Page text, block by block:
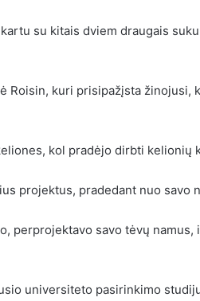
su kitais dviem draugais
Roisin, kuri prisipažįsta
kol pradėjo dirbti kelionių
projektus, pradedant nuo savo
perprojektavo savo tėvų
universiteto pasirinkimo